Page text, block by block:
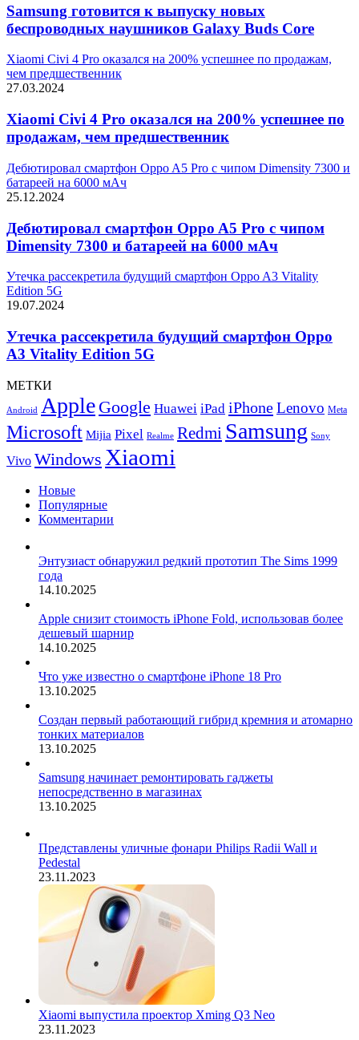
Samsung готовится к выпуску новых
беспроводных наушников Galaxy Buds Core
Xiaomi Civi 4 Pro оказался на 200% успешнее по продажам,
чем предшественник
27.03.2024
Xiaomi Civi 4 Pro оказался на 200% успешнее по
продажам, чем предшественник
Дебютировал смартфон Oppo A5 Pro с чипом Dimensity 7300 и
батареей на 6000 мАч
25.12.2024
Дебютировал смартфон Oppo A5 Pro с чипом
Dimensity 7300 и батареей на 6000 мАч
Утечка рассекретила будущий смартфон Oppo A3 Vitality
Edition 5G
19.07.2024
Утечка рассекретила будущий смартфон Oppo
A3 Vitality Edition 5G
МЕТКИ
Android Apple Google Huawei iPad iPhoneLenovo Meta
Microsoft Mijia Pixel Realme Redmi Samsung Sony
Vivo Windows Xiaomi
Новые
Популярные
Комментарии
Энтузиаст обнаружил редкий прототип The Sims 1999
года
14.10.2025
Apple снизит стоимость iPhone Fold, использовав более
дешевый шарнир
14.10.2025
Что уже известно о смартфоне iPhone 18 Pro
13.10.2025
Создан первый работающий гибрид кремния и атомарно
тонких материалов
13.10.2025
Samsung начинает ремонтировать гаджеты
непосредственно в магазинах
13.10.2025
Представлены уличные фонари Philips Radii Wall и
Pedestal
23.11.2023
Xiaomi выпустила проектор Xming Q3 Neo
23.11.2023